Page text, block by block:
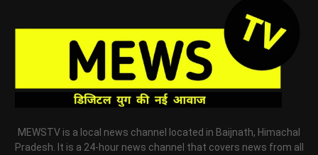
MEWSTV is a local news channel located in Baijnath, Himachal
Pradesh. It is a 24-hour news channel that covers news from all